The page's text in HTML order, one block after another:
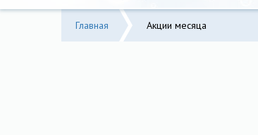
Главная Акции месяца